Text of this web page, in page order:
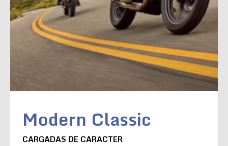
Modern Classic
CARGADAS DE CARACTER